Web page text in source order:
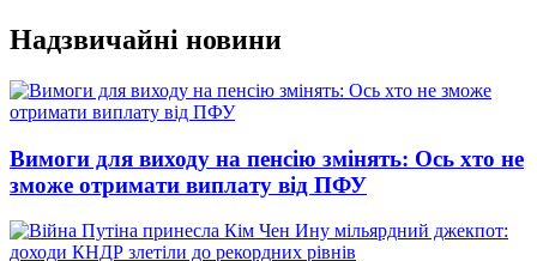
Перейти
до
вмісту
Надзвичайні новини
Вимоги для виходу на пенсію змінять: Ось хто не
зможе отримати виплату від ПФУ